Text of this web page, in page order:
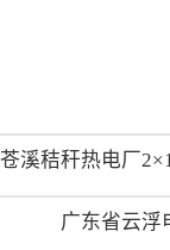
苍溪秸秆热电厂
广东省云浮